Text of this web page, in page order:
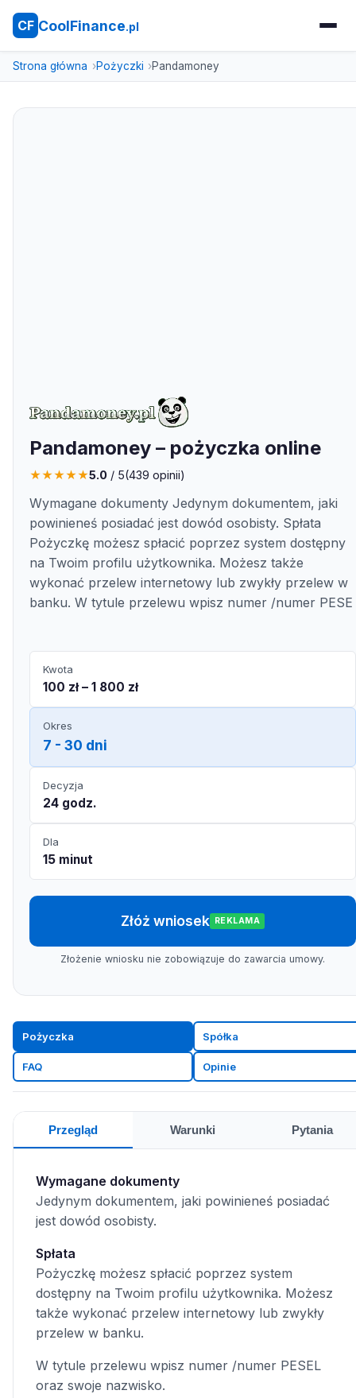
CF CoolFinance.pl
Strona główna Pożyczki Pandamoney
Pandamoney – pożyczka online
★★★★★5.0 / 5(439 opinii)
Wymagane dokumenty Jedynym dokumentem, jaki
powinieneś posiadać jest dowód osobisty. Spłata
Pożyczkę możesz spłacić poprzez system dostępny
na Twoim profilu użytkownika. Możesz także
wykonać przelew internetowy lub zwykły przelew w
banku. W tytule przelewu wpisz numer /numer PESE
Kwota
100 zł – 1 800 zł
Okres
7 - 30 dni
Decyzja
24 godz.
Dla
15 minut
Złóż wniosek REKLAMA
Złożenie wniosku nie zobowiązuje do zawarcia umowy.
Pożyczka Spółka
FAQ Opinie
Przegląd Warunki Pytania
Wymagane dokumenty
Jedynym dokumentem, jaki powinieneś posiadać
jest dowód osobisty.
Spłata
Pożyczkę możesz spłacić poprzez system
dostępny na Twoim profilu użytkownika. Możesz
także wykonać przelew internetowy lub zwykły
przelew w banku.
W tytule przelewu wpisz numer /numer PESEL
oraz swoje nazwisko.